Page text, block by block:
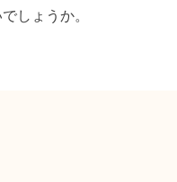
しょうか。